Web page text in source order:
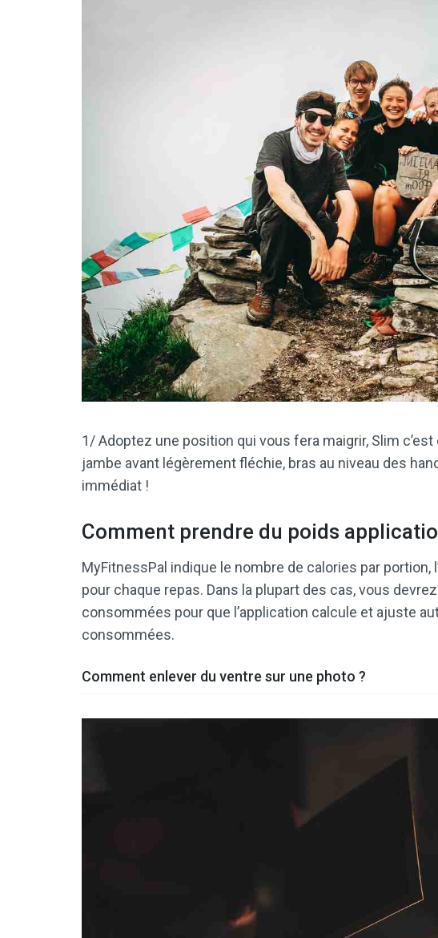
1/ Adoptez une position qui vous fera maigrir, Slim
jambe avant légèrement fléchie, bras au niveau des
immédiat !
Comment prendre du poids
MyFitnessPal indique le nombre de calories par
pour chaque repas. Dans la plupart des cas, vous
consommées pour que l’application calcule et ajuste
consommées.
Comment enlever du ventre sur une photo ?